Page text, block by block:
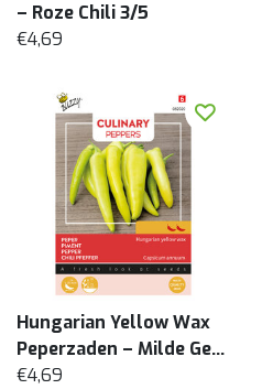
– Roze Chili 3/5
€4,69
Hungarian Yellow Wax
Peperzaden – Milde Gele
Chili 2/5
€4,69